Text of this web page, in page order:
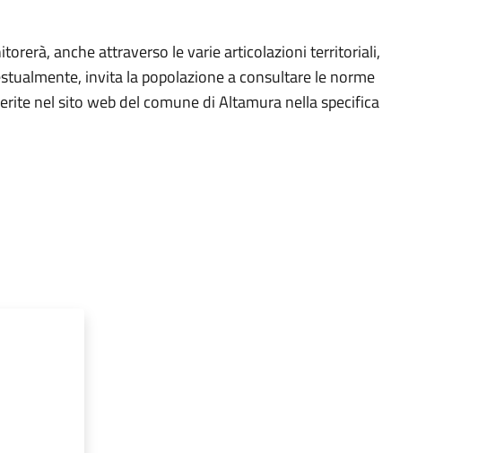
anche attraverso le varie articolazioni territoriali,
invita la popolazione a consultare le norme
nel sito web del comune di Altamura nella specifica